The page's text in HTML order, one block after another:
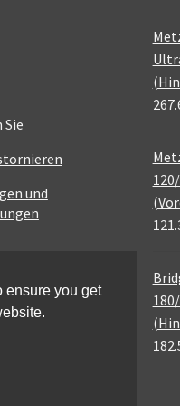
und
ensure you get